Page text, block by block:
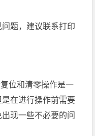
题，建议联系打印
位和清零操作是一
在进行操作前需要
现一些不必要的问